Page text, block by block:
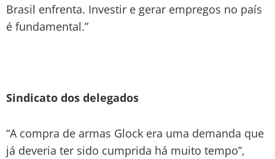
Brasil enfrenta. Investir e gerar empregos no país
é fundamental.”
Sindicato dos delegados
“A compra de armas Glock era uma demanda que
já deveria ter sido cumprida há muito tempo”,